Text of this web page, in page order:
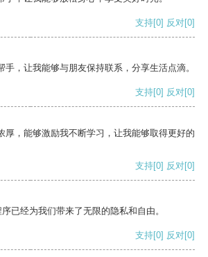
支持[0] 反对[0]
手，让我能够与朋友保持联系，分享生活点滴。
支持[0] 反对[0]
厚，能够激励我不断学习，让我能够取得更好的
支持[0] 反对[0]
已经为我们带来了无限的隐私和自由。
支持[0] 反对[0]